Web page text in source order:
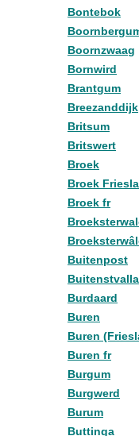
Bontebok
Boornzwaag
Bornwird
Brantgum
Breezanddijk
Britsum
Britswert
Broek
Broek
Broek fr
Buitenpost
Burdaard
Buren
Buren
Buren fr
Burgum
Burgwerd
Burum
Buttinga